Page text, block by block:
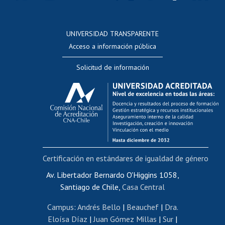
Evaluación docente
Calificación académica
Postulación al AUCAI
Funcionarias/os
Cursos internos de capacitación
Bienestar del personal
Portal de movilidad interna
Certificado de renta
Certificado de renta honorarios
Editar páginas blancas
UNIVERSIDAD TRANSPARENTE
Acceso a información pública
Solicitud de información
Av. Libertador Bernardo O'Higgins 1058,
Santiago de Chile, Casa Central
Campus: Andrés Bello | Beauchef| Dra.
Eloísa Díaz |Juan Gómez Millas | Sur |
Certificación en estándares de igualdad de género